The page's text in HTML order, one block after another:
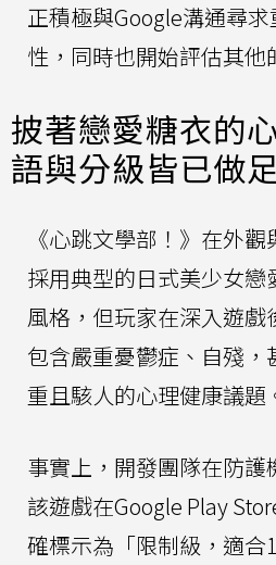
正積極與Google溝通尋
性，同時也開始評估其他
披著戀愛糖衣的
語與分級皆已做
《心跳文學部！》在外觀
採用典型的日式美少女戀
風格，但玩家在深入遊戲
包含嚴重憂鬱症、自殘
重且駭人的心理健康議題
事實上，開發團隊在防護
該遊戲在Google Play
確標示為「限制級，適合